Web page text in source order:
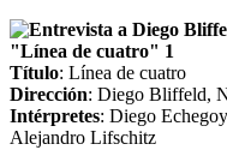
Título: Línea de cuatro
Dirección: Diego Bliffeld,
Intérpretes: Diego
Alejandro Lifschitz